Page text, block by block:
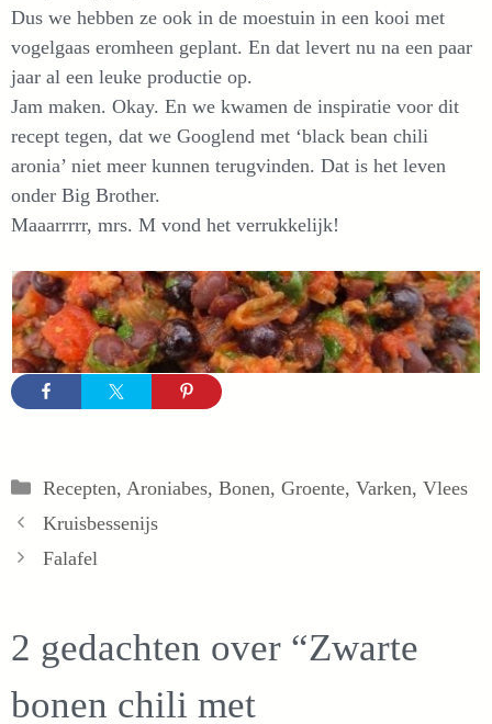
Dus we hebben ze ook in de moestuin in een kooi met
vogelgaas eromheen geplant. En dat levert nu na een paar
jaar al een leuke productie op.
Jam maken. Okay. En we kwamen de inspiratie voor dit
recept tegen, dat we Googlend met ‘black bean chili
aronia’ niet meer kunnen terugvinden. Dat is het leven
onder Big Brother.
Maaarrrrr, mrs. M vond het verrukkelijk!
Categorieën
Recepten, Aroniabes, Bonen, Groente, Varken, Vlees
Kruisbessenijs
Falafel
2 gedachten over “Zwarte
bonen chili met